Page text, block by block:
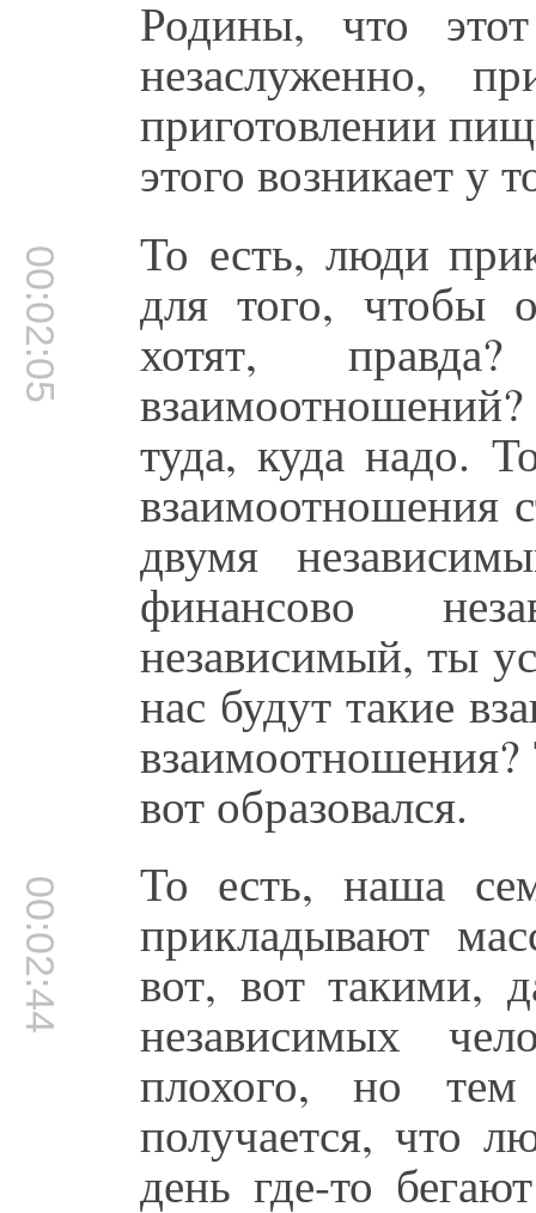
Родины, что
приготовлении
этого возникает у
00:02:05 То есть, люди
для того, чтобы
хотят,
туда, куда надо.
взаимоотношения
двумя
финансово
независимый, ты
нас будут такие
взаимоотношения?
вот образовался.
00:02:44 То есть, наша
прикладывают
вот, вот такими,
независимых
плохого, но
получается, что
день где-то